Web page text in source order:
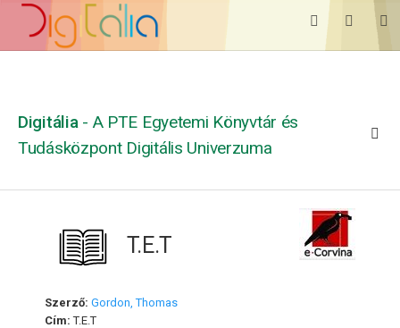
Digitália - A PTE Egyetemi Könyvtár és
Tudásközpont Digitális Univerzuma
T.E.T
Szerző: Gordon, Thomas
Cím: T.E.T